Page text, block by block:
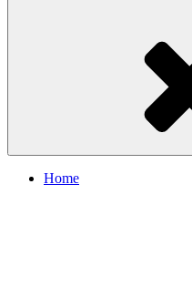
Home